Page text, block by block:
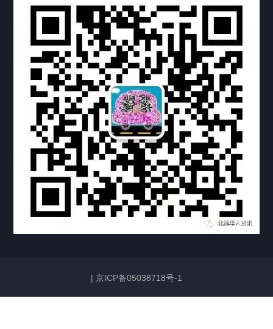
热门标签 TAG
机构链接
联系方式 关于我们
下载与支持
资料下载 视频中心
常见问题
购买流程 版权条款
| 京ICP备05038718号-1